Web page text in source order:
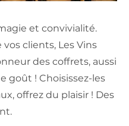
et convivialité.
vos clients, Les Vins
des coffrets, aussi
goût ! Choisissez-les
offrez du plaisir ! Des